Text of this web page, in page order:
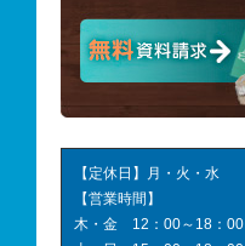
【定休日】月・火・水
【営業時間】
木・金 12：00～18：00